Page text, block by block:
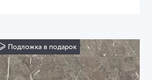
Подложка в подарок